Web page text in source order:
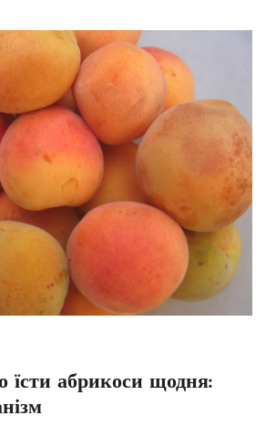
абрикоси щодня: